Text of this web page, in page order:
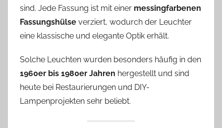
sind. Jede Fassung ist mit einer messingfarbenen
Fassungshülse verziert, wodurch der Leuchter
eine klassische und elegante Optik erhält.
Solche Leuchten wurden besonders häufig in den
1960er bis 1980er Jahren hergestellt und sind
heute bei Restaurierungen und DIY-
Lampenprojekten sehr beliebt.